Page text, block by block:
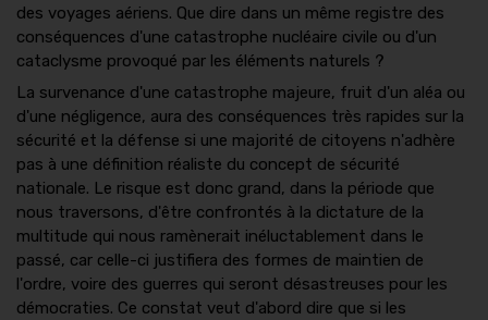
des voyages aériens. Que dire dans un même registre des
conséquences d'une catastrophe nucléaire civile ou d'un
cataclysme provoqué par les éléments naturels ?
La survenance d'une catastrophe majeure, fruit d'un aléa ou
d'une négligence, aura des conséquences très rapides sur la
sécurité et la défense si une majorité de citoyens n'adhère
pas à une définition réaliste du concept de sécurité
nationale. Le risque est donc grand, dans la période que
nous traversons, d'être confrontés à la dictature de la
multitude qui nous ramènerait inéluctablement dans le
passé, car celle-ci justifiera des formes de maintien de
l'ordre, voire des guerres qui seront désastreuses pour les
démocraties. Ce constat veut d'abord dire que si les